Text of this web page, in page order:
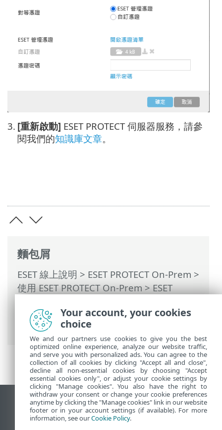
麵包屑
ESET 線上說明 > ESET PROTECT On-Prem >
使用 ESET PROTECT On-Prem>ESET
對等憑證> 設定新的 ESET PROTECT 伺服
器憑證
3. [重新啟動] ESET PROTECT 伺服器服務，請參
閱我們的知識庫文章。
檢視桌面網站
End of Life
Your account, your cookies
choice
We and our partners use cookies to give you the best
optimized online experience, analyze our website traffic,
and serve you with personalized ads. You can agree to the
collection of all cookies by clicking "Accept all and close",
decline all non-essential cookies by choosing "Accept
essential cookies only", or adjust your cookie settings by
clicking "Manage cookies". You also have the right to
withdraw your consent or change your cookie preferences
anytime by clicking the "Manage cookies" link in our website
footer or in your account settings (if available). For more
information, see ourCookie Policy.